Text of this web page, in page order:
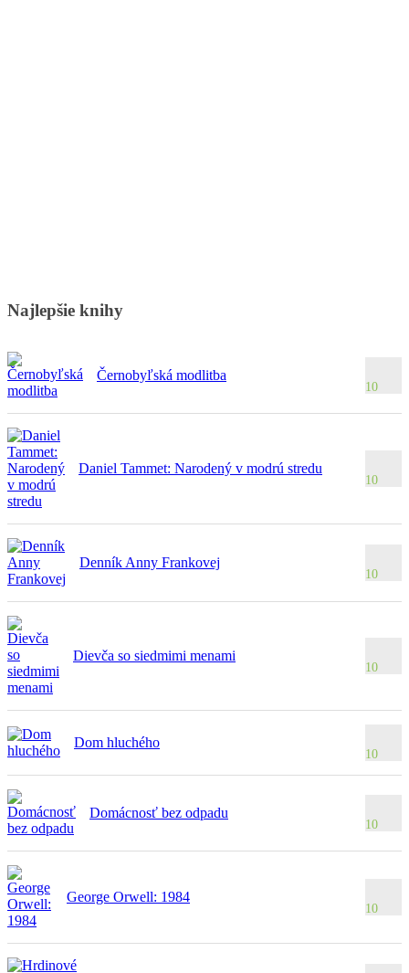
Najlepšie knihy
Černobyľská modlitba
10
Daniel Tammet: Narodený v modrú stredu
10
Denník Anny Frankovej
10
Dievča so siedmimi menami
10
Dom hluchého
10
Domácnosť bez odpadu
10
George Orwell: 1984
10